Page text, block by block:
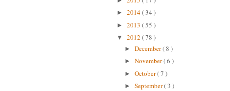
► 2014( 34 )
► 2013 ( 55 )
▼ 2012 ( 78 )
► December( 8 )
► November( 6 )
► October( 7 )
► September( 3 )